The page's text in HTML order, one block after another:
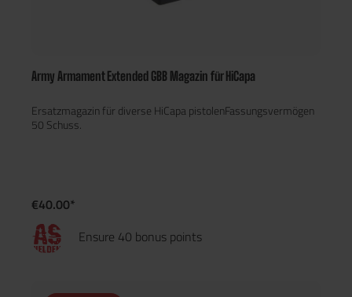
Army Armament Extended GBB Magazin für HiCapa
Ersatzmagazin für diverse HiCapa pistolenFassungsvermögen
50 Schuss.
€40.00*
Ensure 40 bonus points